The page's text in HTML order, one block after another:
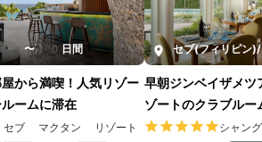
〜10日間
から満喫！人気リゾー
ームに滞在
セブ マクタン リゾート
セブ(フィリピン)/
早朝ジンベイザメ
ゾートのクラブルー
シャン